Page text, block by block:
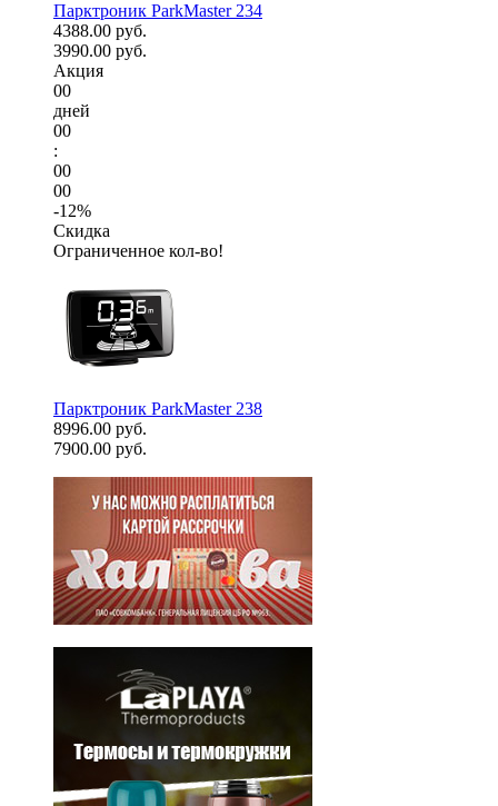
Парктроник ParkMaster 234
4388.00 руб.
3990.00 руб.
Акция
00
дней
00
:
00
00
-12%
Скидка
Ограниченное кол-во!
Парктроник ParkMaster 238
8996.00 руб.
7900.00 руб.